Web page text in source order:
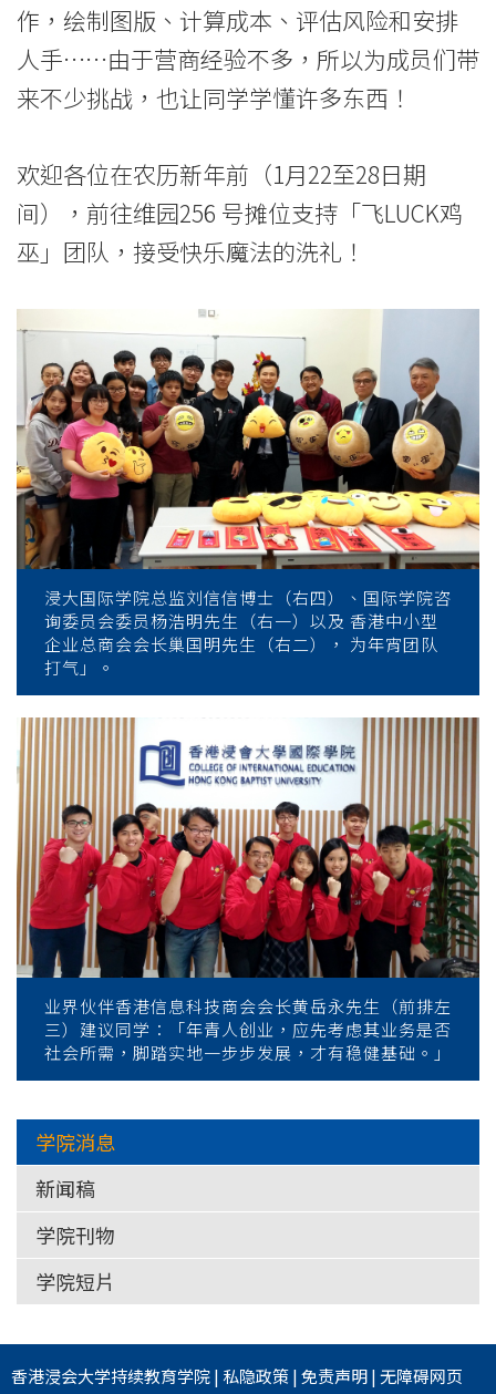
作，绘制图版、计算成本、评估风险和安排
人手……由于营商经验不多，所以为成员们带
来不少挑战，也让同学学懂许多东西！
欢迎各位在农历新年前（1月22至28日期
间），前往维园256 号摊位支持「飞LUCK鸡
巫」团队，接受快乐魔法的洗礼！
浸大国际学院总监刘信信博士（右四）、国际学院咨
询委员会委员杨浩明先生（右一）以及 香港中小型
企业总商会会长巢国明先生（右二）， 为年宵团队
打气」。
业界伙伴香港信息科技商会会长黄岳永先生（前排左
三）建议同学：「年青人创业，应先考虑其业务是否
社会所需，脚踏实地一步步发展，才有稳健基础。」
学院消息
新闻稿
学院刊物
学院短片
香港浸会大学持续教育学院| 私隐政策|免责声明|无障碍网页